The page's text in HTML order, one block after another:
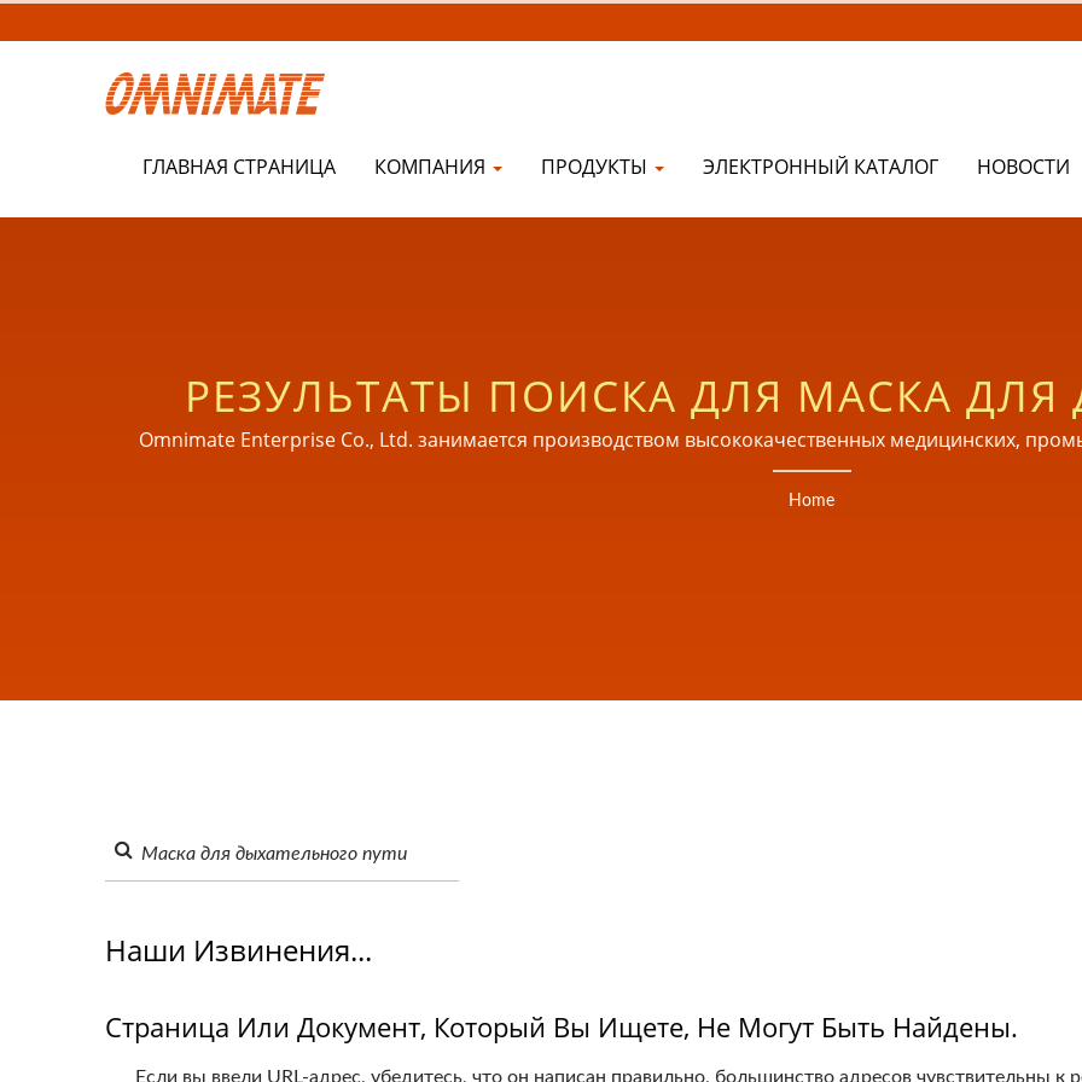
ГЛАВНАЯ СТРАНИЦА КОМПАНИЯ ПРОДУКТЫ ЭЛЕКТРОННЫЙ КАТАЛОГ НОВОСТИ
РЕЗУЛЬТАТЫ ПОИСКА ДЛЯ МАСКА ДЛЯ
ПУТИ | ВЫСОКОКАЧЕСТВЕННЫЕ
ПЛАСТИКОВЫЕ МЕДИЦИНСКИЕ
Omnimate Enterprise Co., Ltd. занимается производством высококачественных медицинских,
готовой продукции с 1998 года. Также является зарегистрированным производителем,
CE MDD, FDA и GMP на Тайване.
Home
Наши Извинения...
Страница Или Документ, Который Вы Ищете, Не Могут Быть Найдены.
Если вы ввели URL-адрес, убедитесь, что он написан правильно, большинство адресов чувствительны к